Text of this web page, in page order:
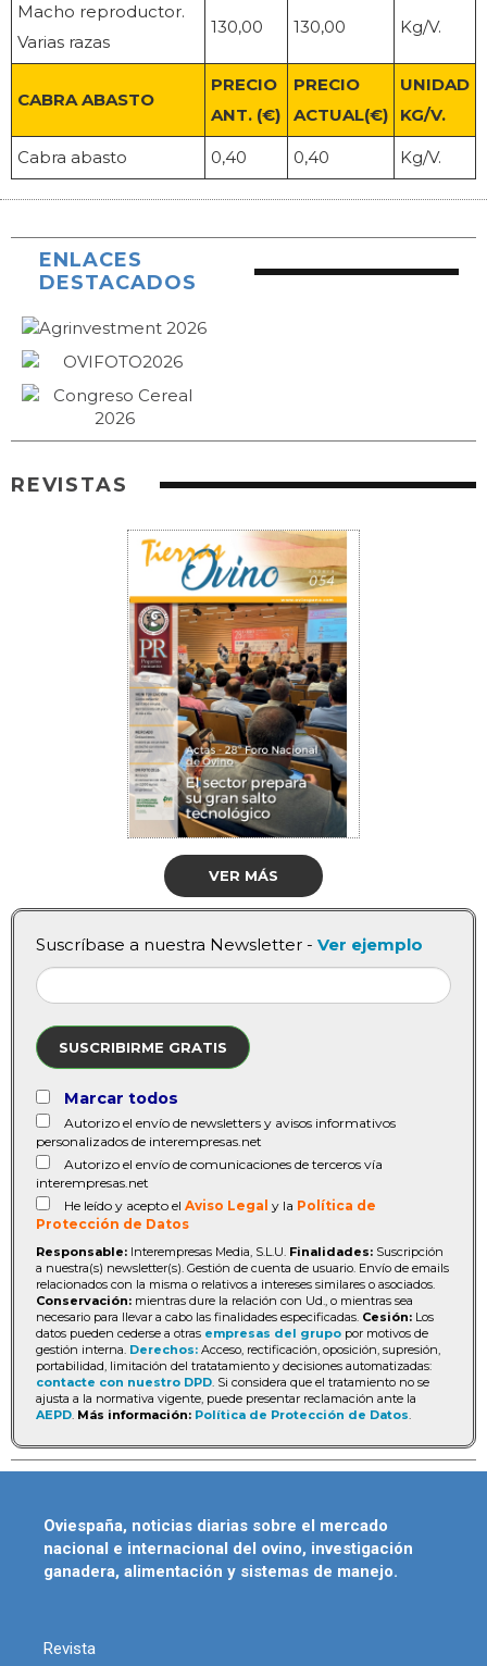
Macho reproductor.
Varias razas
130,00 130,00 Kg/V.
CABRA ABASTO
PRECIO
ANT. (€)
PRECIO
ACTUAL(€)
UNIDAD
KG/V.
Cabra abasto 0,40 0,40 Kg/V.
ENLACES
DESTACADOS
REVISTAS
VER MÁS
Suscríbase a nuestra Newsletter - Ver ejemplo
SUSCRIBIRME GRATIS
Marcar todos
Autorizo el envío de newsletters y avisos informativos
personalizados de interempresas.net
Autorizo el envío de comunicaciones de terceros vía
interempresas.net
He leído y acepto el Aviso Legal y la Política de
Protección de Datos
Responsable: Interempresas Media, S.L.U. Finalidades: Suscripción
a nuestra(s) newsletter(s). Gestión de cuenta de usuario. Envío de emails
relacionados con la misma o relativos a intereses similares o asociados.
Conservación: mientras dure la relación con Ud., o mientras sea
necesario para llevar a cabo las finalidades especificadas. Cesión: Los
datos pueden cederse a otras empresas del grupo por motivos de
gestión interna. Derechos: Acceso, rectificación, oposición, supresión,
portabilidad, limitación del tratatamiento y decisiones automatizadas:
contacte con nuestro DPD . Si considera que el tratamiento no se
ajusta a la normativa vigente, puede presentar reclamación ante la
AEPD Más información: Política de Protección de Datos
Oviespaña, noticias diarias sobre el mercado
nacional e internacional del ovino, investigación
ganadera, alimentación y sistemas de manejo.
Revista